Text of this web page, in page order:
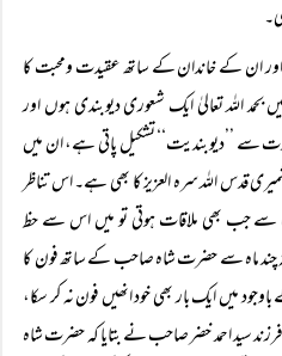
اور ان کے خاندان کے ساتھ عقیدت ومحبت کا
اللہ تعالیٰ ایک شعوری دیوبندی ہوں اور
سے ’’دیوبندیت‘‘ تشکیل پاتی ہے، ان میں
قدس اللہ سرہ العزیز کا بھی ہے۔ اس تناظر
سے جب بھی ملاقات ہوتی تو میں اس سے حظ
چند ماہ سے حضرت شاہ صاحب کے ساتھ فون کا
میں ایک بار بھی خود انھیں فون نہ کر سکا،
سید احمد خضر صاحب نے بتایا کہ حضرت شاہ